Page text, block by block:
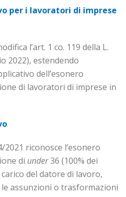
per i lavoratori di imprese
l’art. 1 co. 119 della L.
2022), estendendo
dell’esonero
di lavoratori di imprese in
2021 riconosce l’esonero
di under36 (100% dei
del datore di lavoro,
assunzioni o trasformazioni